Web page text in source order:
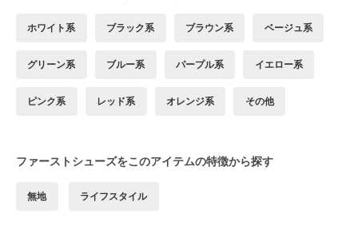
ホワイト系 ブラック系 ブラウン系 ベージュ系
グリーン系 ブルー系 パープル系 イエロー系
ピンク系 レッド系 オレンジ系 その他
ファーストシューズをこのアイテムの特徴から探す
無地 ライフスタイル